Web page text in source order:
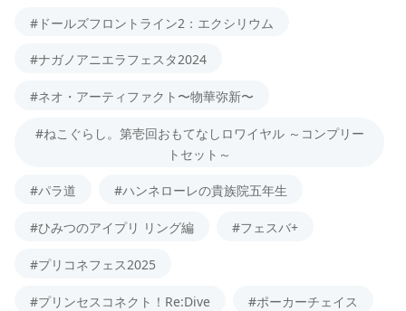
#ドールズフロントライン2：エクシリウム
#ナガノアニエラフェスタ2024
#ネオ・アーティファクト〜物華弥新〜
#ねこぐらし。第壱回おもてなしロワイヤル ～コンプリー
トセット～
#パラ道 #ハンネローレの貴族院五年生
#ひみつのアイプリ リング編 #フェスバ+
#プリコネフェス2025
#プリンセスコネクト！Re:Dive #ポーカーチェイス